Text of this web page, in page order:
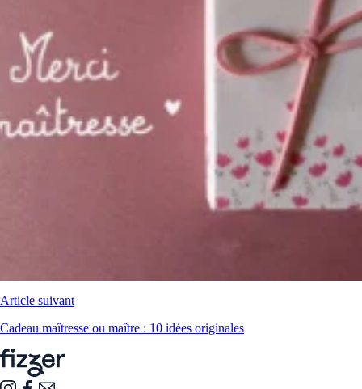
Article suivant
Cadeau maîtresse ou maître : 10 idées originales